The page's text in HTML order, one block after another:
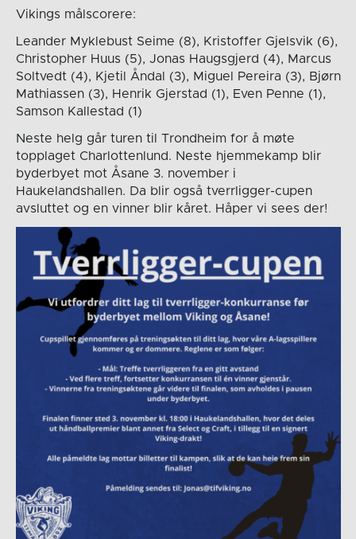
Vikings målscorere:
Leander Myklebust Seime (8), Kristoffer Gjelsvik (6),
Christopher Huus (5), Jonas Haugsgjerd (4), Marcus
Soltvedt (4), Kjetil Åndal (3), Miguel Pereira (3), Bjørn
Mathiassen (3), Henrik Gjerstad (1), Even Penne (1),
Samson Kallestad (1)
Neste helg går turen til Trondheim for å møte
topplaget Charlottenlund. Neste hjemmekamp blir
byderbyet mot Åsane 3. november i
Haukelandshallen. Da blir også tverrligger-cupen
avsluttet og en vinner blir kåret. Håper vi sees der!